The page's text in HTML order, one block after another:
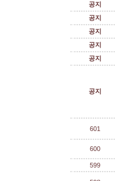
공지
공지
공지
공지
공지
공지
601
600
599